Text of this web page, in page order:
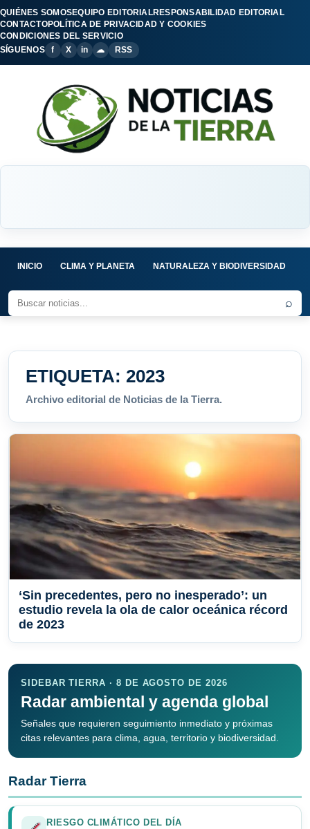
QUIÉNES SOMOSEQUIPO EDITORIALRESPONSABILIDAD EDITORIAL
CONTACTOPOLÍTICA DE PRIVACIDAD Y COOKIES
CONDICIONES DEL SERVICIO
SÍGUENOS
f X in ☁ RSS
INICIO CLIMA Y PLANETA NATURALEZA Y BIODIVERSIDAD
⌕
ETIQUETA: 2023
Archivo editorial de Noticias de la Tierra.
‘Sin precedentes, pero no inesperado’: un
estudio revela la ola de calor oceánica récord
de 2023
SIDEBAR TIERRA · 8 DE AGOSTO DE 2026
Radar ambiental y agenda global
Señales que requieren seguimiento inmediato y próximas
citas relevantes para clima, agua, territorio y biodiversidad.
Radar Tierra
RIESGO CLIMÁTICO DEL DÍA